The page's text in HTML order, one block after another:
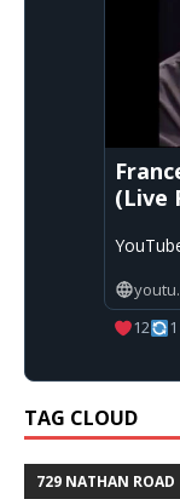
(Live
12
1
TAG CLOUD
729 NATHAN ROAD